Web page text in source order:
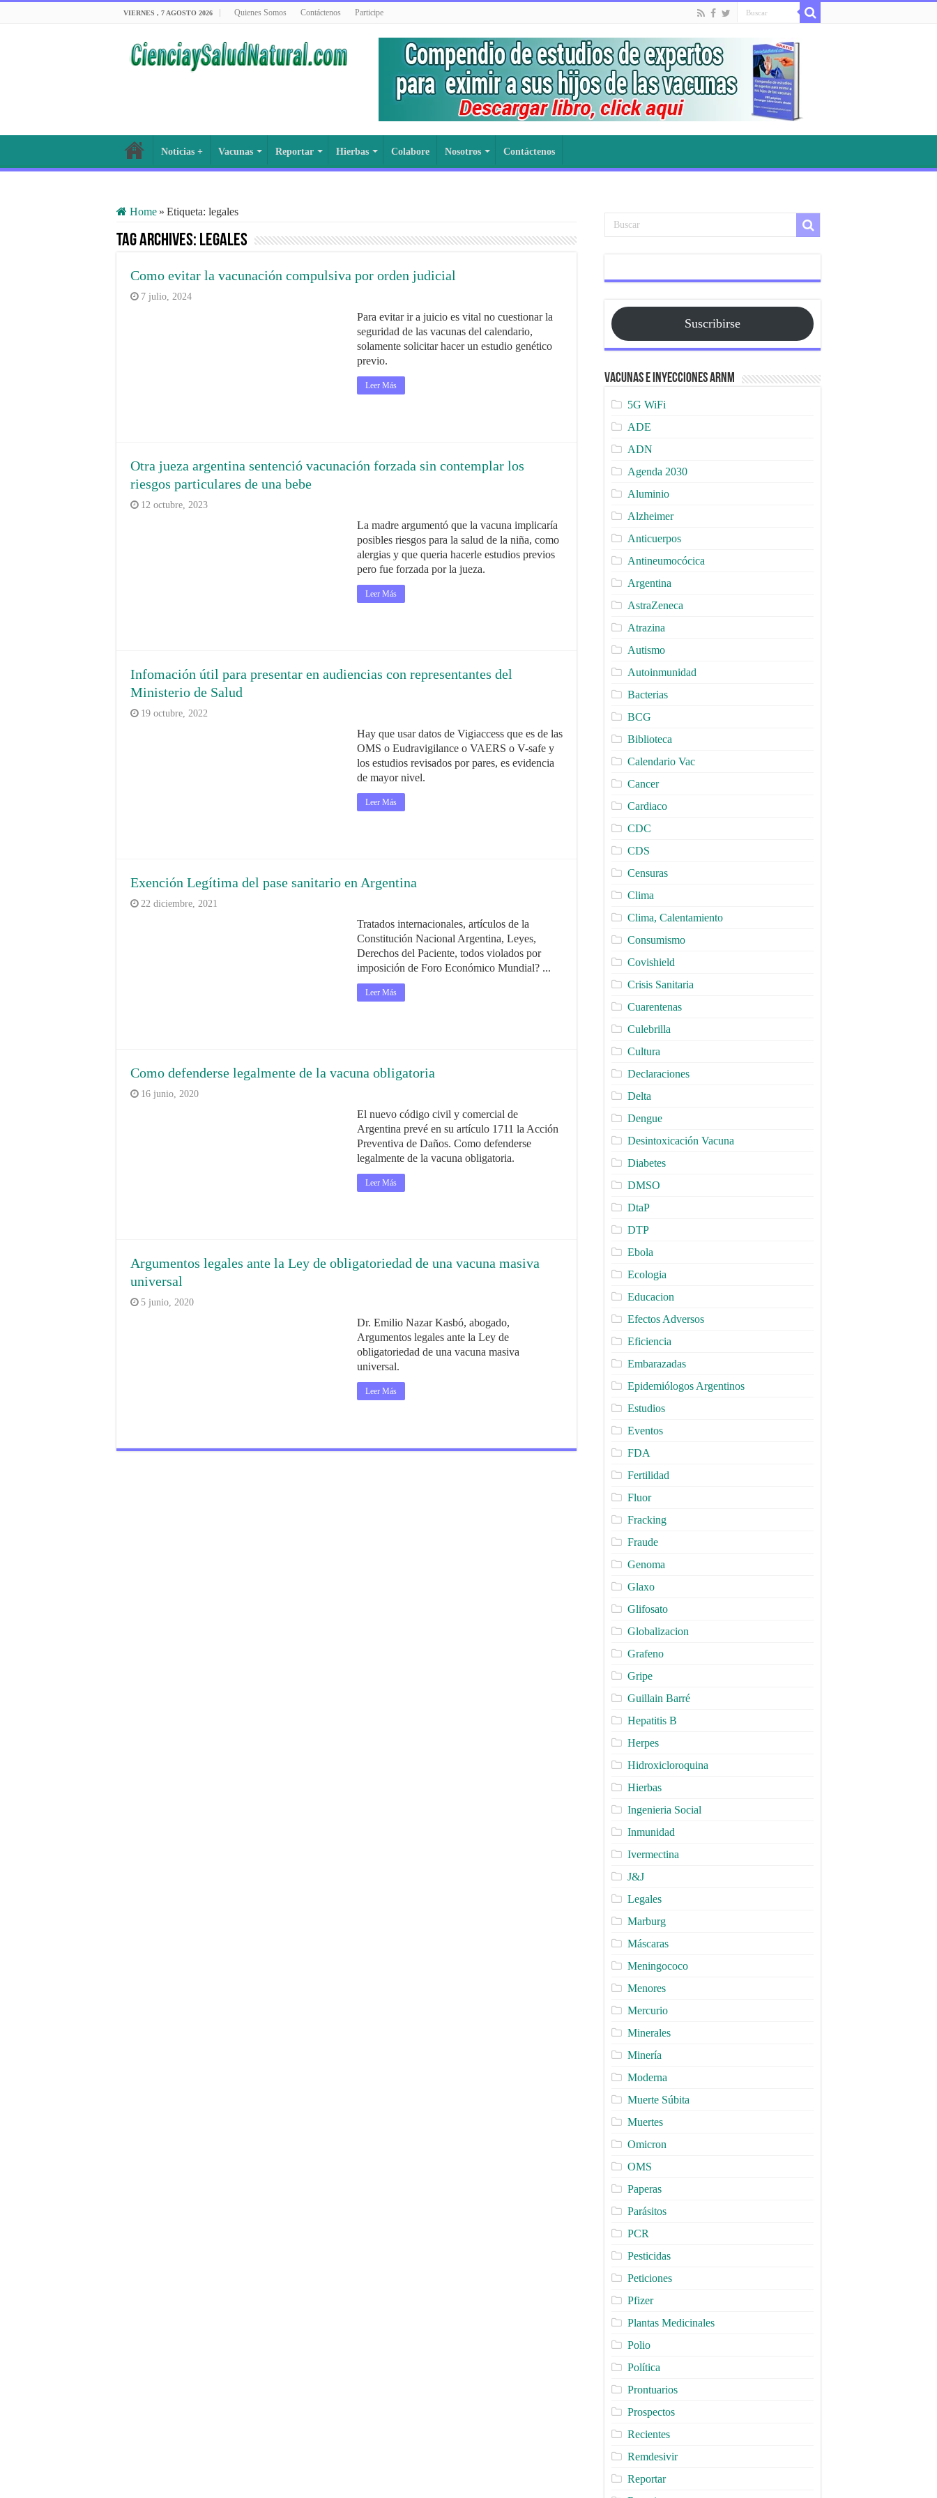
VIERNES , 7 AGOSTO 2026 Quienes Somos Contáctenos Participe
Noticias + Vacunas Reportar Hierbas Colabore Nosotros Contáctenos
Home » Etiqueta: legales
Tag Archives: legales
Como evitar la vacunación compulsiva por orden judicial
7 julio, 2024
Para evitar ir a juicio es vital no cuestionar la
seguridad de las vacunas del calendario,
solamente solicitar hacer un estudio genético
previo.
Leer Más
Otra jueza argentina sentenció vacunación forzada sin contemplar los
riesgos particulares de una bebe
12 octubre, 2023
La madre argumentó que la vacuna implicaría
posibles riesgos para la salud de la niña, como
alergias y que queria hacerle estudios previos
pero fue forzada por la jueza.
Leer Más
Infomación útil para presentar en audiencias con representantes del
Ministerio de Salud
19 octubre, 2022
Hay que usar datos de Vigiaccess que es de las
OMS o Eudravigilance o VAERS o V-safe y
los estudios revisados por pares, es evidencia
de mayor nivel.
Leer Más
Exención Legítima del pase sanitario en Argentina
22 diciembre, 2021
Tratados internacionales, artículos de la
Constitución Nacional Argentina, Leyes,
Derechos del Paciente, todos violados por
imposición de Foro Económico Mundial? ...
Leer Más
Como defenderse legalmente de la vacuna obligatoria
16 junio, 2020
El nuevo código civil y comercial de
Argentina prevé en su artículo 1711 la Acción
Preventiva de Daños. Como defenderse
legalmente de la vacuna obligatoria.
Leer Más
Argumentos legales ante la Ley de obligatoriedad de una vacuna masiva
universal
5 junio, 2020
Dr. Emilio Nazar Kasbó, abogado,
Argumentos legales ante la Ley de
obligatoriedad de una vacuna masiva
universal.
Leer Más
Suscribirse
Vacunas e Inyecciones ARNm
5G WiFi
ADE
ADN
Agenda 2030
Aluminio
Alzheimer
Anticuerpos
Antineumocócica
Argentina
AstraZeneca
Atrazina
Autismo
Autoinmunidad
Bacterias
BCG
Biblioteca
Calendario Vac
Cancer
Cardiaco
CDC
CDS
Censuras
Clima
Clima, Calentamiento
Consumismo
Covishield
Crisis Sanitaria
Cuarentenas
Culebrilla
Cultura
Declaraciones
Delta
Dengue
Desintoxicación Vacuna
Diabetes
DMSO
DtaP
DTP
Ebola
Ecologia
Educacion
Efectos Adversos
Eficiencia
Embarazadas
Epidemiólogos Argentinos
Estudios
Eventos
FDA
Fertilidad
Fluor
Fracking
Fraude
Genoma
Glaxo
Glifosato
Globalizacion
Grafeno
Gripe
Guillain Barré
Hepatitis B
Herpes
Hidroxicloroquina
Hierbas
Ingenieria Social
Inmunidad
Ivermectina
J&J
Legales
Marburg
Máscaras
Meningococo
Menores
Mercurio
Minerales
Minería
Moderna
Muerte Súbita
Muertes
Omicron
OMS
Paperas
Parásitos
PCR
Pesticidas
Peticiones
Pfizer
Plantas Medicinales
Polio
Política
Prontuarios
Prospectos
Recientes
Remdesivir
Reportar